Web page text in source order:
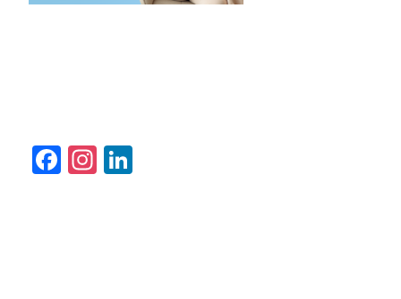
Facebook
Instagram